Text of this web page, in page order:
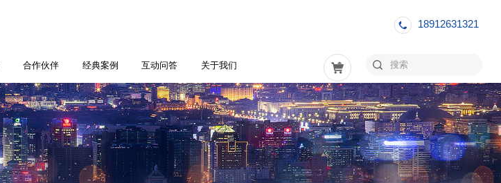
18912631321
合作伙伴 经典案例 互动问答 关于我们